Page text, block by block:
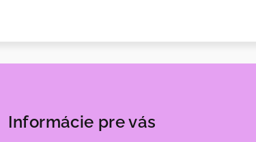
Informácie pre vás